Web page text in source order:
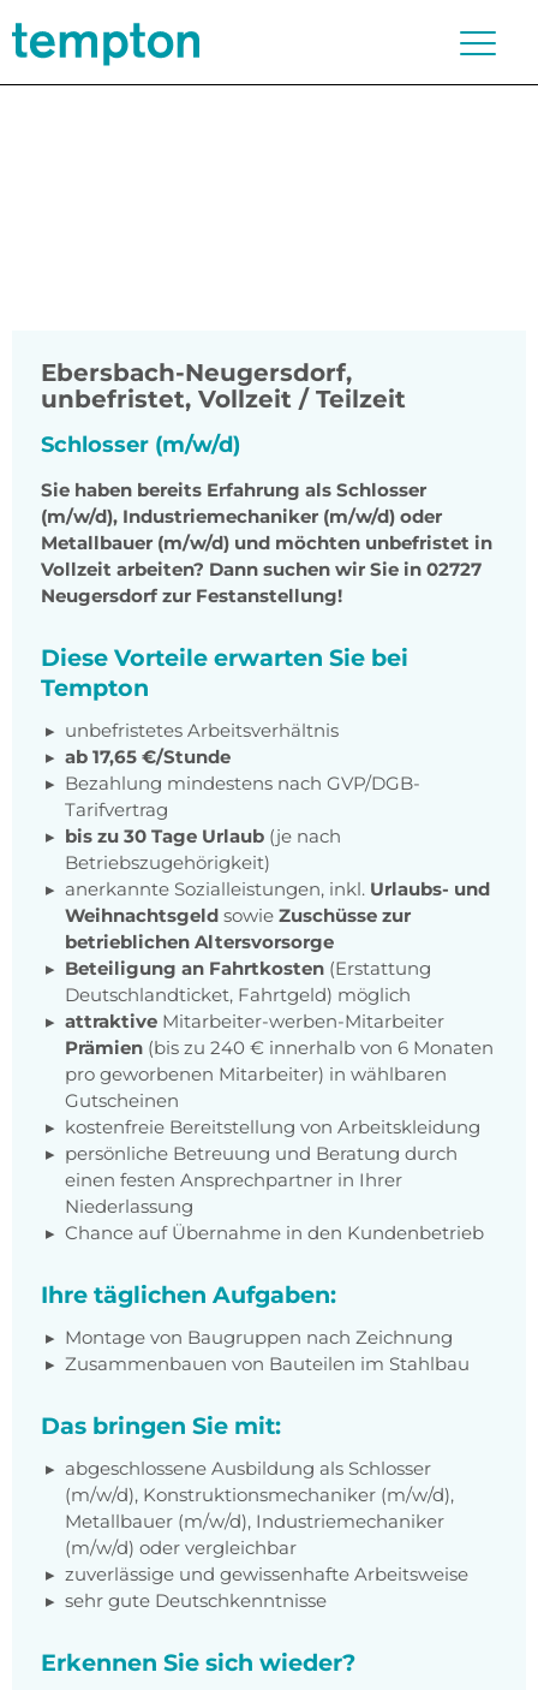
Ebersbach-Neugersdorf,
unbefristet, Vollzeit / Teilzeit
Schlosser (m/w/d)
Sie haben bereits Erfahrung als Schlosser
(m/w/d), Industriemechaniker (m/w/d) oder
Metallbauer (m/w/d) und möchten unbefristet in
Vollzeit arbeiten? Dann suchen wir Sie in 02727
Neugersdorf zur Festanstellung!
Diese Vorteile erwarten Sie bei
Tempton
unbefristetes Arbeitsverhältnis
ab 17,65 €/Stunde
Bezahlung mindestens nach GVP/DGB-
Tarifvertrag
bis zu 30 Tage Urlaub (je nach
Betriebszugehörigkeit)
anerkannte Sozialleistungen, inkl. Urlaubs- und
Weihnachtsgeld sowie Zuschüsse zur
betrieblichen Altersvorsorge
Beteiligung an Fahrtkosten (Erstattung
Deutschlandticket, Fahrtgeld) möglich
attraktive Mitarbeiter-werben-Mitarbeiter
Prämien (bis zu 240 € innerhalb von 6 Monaten
pro geworbenen Mitarbeiter) in wählbaren
Gutscheinen
kostenfreie Bereitstellung von Arbeitskleidung
persönliche Betreuung und Beratung durch
einen festen Ansprechpartner in Ihrer
Niederlassung
Chance auf Übernahme in den Kundenbetrieb
Ihre täglichen Aufgaben:
Montage von Baugruppen nach Zeichnung
Zusammenbauen von Bauteilen im Stahlbau
Das bringen Sie mit:
abgeschlossene Ausbildung als Schlosser
(m/w/d), Konstruktionsmechaniker (m/w/d),
Metallbauer (m/w/d), Industriemechaniker
(m/w/d) oder vergleichbar
zuverlässige und gewissenhafte Arbeitsweise
sehr gute Deutschkenntnisse
Erkennen Sie sich wieder?